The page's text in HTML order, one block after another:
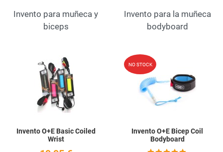
Invento para muñeca y
biceps
Invento para la muñeca
bodyboard
Add to Wishlist
Quick View
Invento O+E Basic Coiled
Wrist
NO STOCK
Invento O+E Bicep Coil
Bodyboard